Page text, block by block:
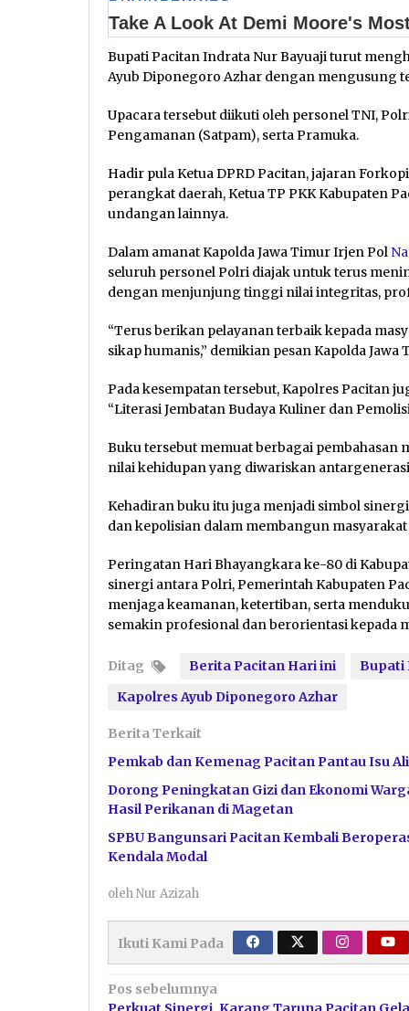
Bupati Pacitan Indrata Nur Bayuaji turut
Ayub Diponegoro Azhar dengan mengusung
Upacara tersebut diikuti oleh personel TNI,
Pengamanan (Satpam), serta Pramuka.
Hadir pula Ketua DPRD Pacitan, jajaran
perangkat daerah, Ketua TP PKK Kabupaten
undangan lainnya.
Dalam amanat Kapolda Jawa Timur Irjen Pol
seluruh personel Polri diajak untuk terus
dengan menjunjung tinggi nilai integritas,
“Terus berikan pelayanan terbaik kepada
sikap humanis,” demikian pesan Kapolda
Pada kesempatan tersebut, Kapolres Pacitan
“Literasi Jembatan Budaya Kuliner dan
Buku tersebut memuat berbagai pembahasan
nilai kehidupan yang diwariskan
Kehadiran buku itu juga menjadi simbol
dan kepolisian dalam membangun
Peringatan Hari Bhayangkara ke-80 di
sinergi antara Polri, Pemerintah Kabupaten
menjaga keamanan, ketertiban, serta
semakin profesional dan berorientasi kepada
Ditag Berita Pacitan Hari ini Bupati
Kapolres Ayub Diponegoro Azhar
Berita Terkait
Pemkab dan Kemenag Pacitan Pantau Isu
Dorong Peningkatan Gizi dan Ekonomi
Hasil Perikanan di Magetan
SPBU Bangunsari Pacitan Kembali
Kendala Modal
olehNur Azizah
Ikuti Kami Pada
Navigasi
Pos sebelumnya